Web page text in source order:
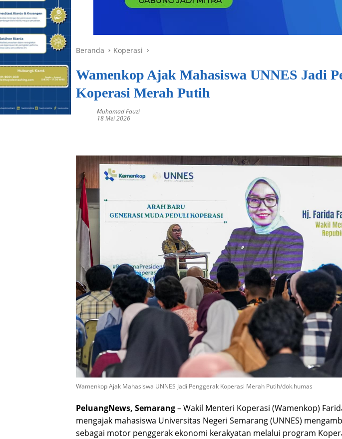
Beranda Koperasi
Wamenkop Ajak Mahasiswa UNNES Jadi
Koperasi Merah Putih
Muhamad Fauzi
18 Mei 2026
Wamenkop Ajak Mahasiswa UNNES Jadi Penggerak Koperasi Merah Putih/dok.humas
PeluangNews, Semarang– Wakil Menteri Koperasi (Wamenkop)
mengajak mahasiswa Universitas Negeri Semarang (UNNES)
sebagai motor penggerak ekonomi kerakyatan melalui program